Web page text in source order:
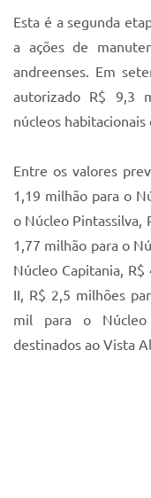
Esta é a segunda
a ações de
andreenses. Em
autorizado R$ 9,3
núcleos habitacionais
Entre os valores
1,19 milhão para o
o Núcleo Pintassilva,
1,77 milhão para o
Núcleo Capitania,
II, R$ 2,5 milhões
mil para o Núcleo
destinados ao Vista